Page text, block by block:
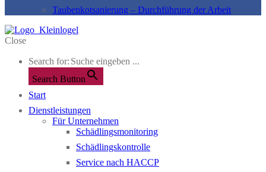
Taubenkotsanierung – Durchführung der Arbeit
Close
Search for:
Search Button
Start
Dienstleistungen
Für Unternehmen
Schädlingsmonitoring
Schädlingskontrolle
Service nach HACCP